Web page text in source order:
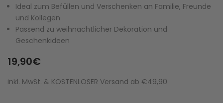
Ideal zum Befüllen und Verschenken an Familie, Freunde
und Kollegen
Passend zu weihnachtlicher Dekoration und
Geschenkideen
19,90€
inkl. MwSt. & KOSTENLOSER Versand ab €49,90